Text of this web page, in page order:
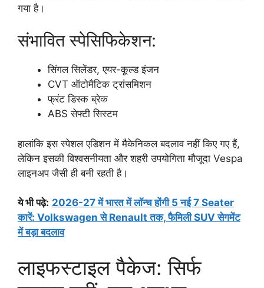
गया है।
संभावित स्पेसिफिकेशन:
सिंगल सिलेंडर, एयर-कूल्ड इंजन
CVT ऑटोमैटिक ट्रांसमिशन
फ्रंट डिस्क ब्रेक
ABS सेफ्टी सिस्टम
हालांकि इस स्पेशल एडिशन में मैकेनिकल बदलाव नहीं किए गए हैं,
लेकिन इसकी विश्वसनीयता और शहरी उपयोगिता मौजूदा Vespa
लाइनअप जैसी ही बनी रहती है।
ये भी पढ़े: 2026-27 में भारत में लॉन्च होंगी 5 नई 7 Seater
कारें: Volkswagen से Renault तक, फैमिली SUV सेगमेंट
में बड़ा बदलाव
लाइफस्टाइल पैकेज: सिर्फ